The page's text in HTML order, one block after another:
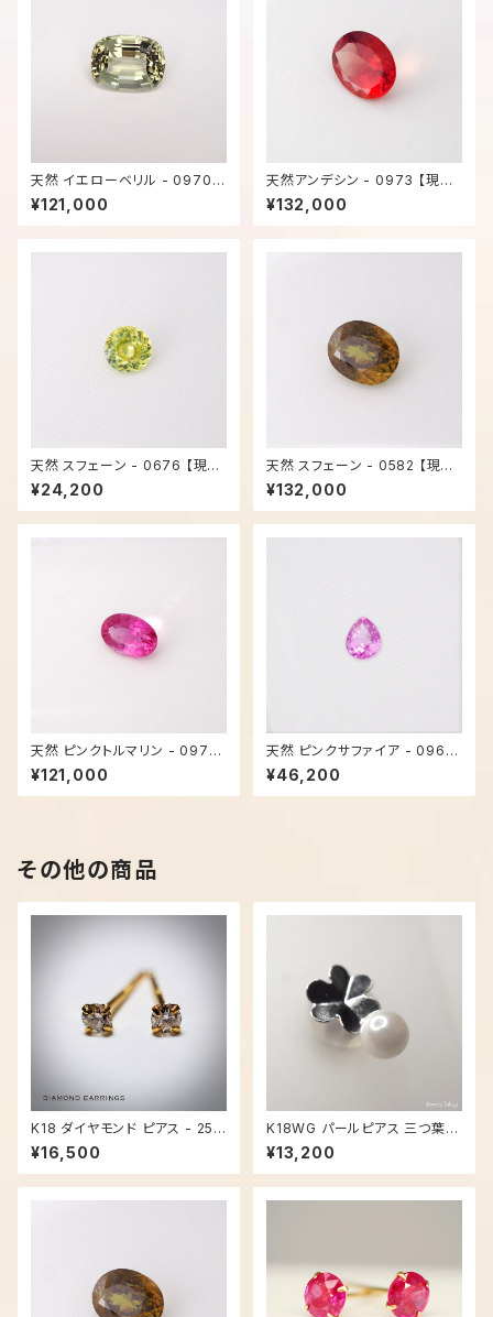
天然 イエローベリル - 0970
【現品限り】
¥121,000
天然アンデシン - 0973 【現品
限り】
¥132,000
天然 スフェーン - 0676 【現品
限り】
¥24,200
天然 スフェーン - 0582 【現品
限り】
¥132,000
天然 ピンクトルマリン - 0971
【現品限り】
¥121,000
天然 ピンクサファイア - 0961
【現品限り】
¥46,200
その他の商品
K18 ダイヤモンド ピアス - 253
3
¥16,500
K18WG パールピアス 三つ葉 -
2106
¥13,200